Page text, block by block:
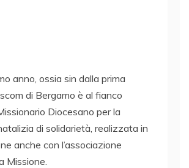
anno, ossia sin dalla prima
di Bergamo è al fianco
Diocesano per la
di solidarietà, realizzata in
anche con l’associazione
Missione.